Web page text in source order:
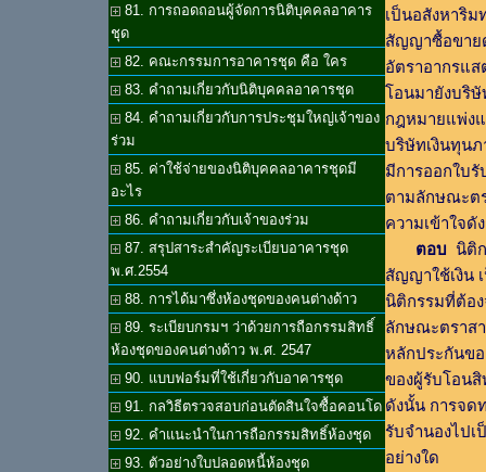
81. การถอดถอนผู้จัดการนิติบุคคลอาคาร
ชุด
82. คณะกรรมการอาคารชุด คือ ใคร
83. คำถามเกี่ยวกับนิติบุคคลอาคารชุด
84. คำถามเกี่ยวกับการประชุมใหญ่เจ้าของ
ร่วม
85. ค่าใช้จ่ายของนิติบุคคลอาคารชุดมี
อะไร
86. คำถามเกี่ยวกับเจ้าของร่วม
87. สรุปสาระสำคัญระเบียบอาคารชุด
พ.ศ.2554
88. การได้มาซึ่งห้องชุดของคนต่างด้าว
89. ระเบียบกรมฯ ว่าด้วยการถือกรรมสิทธิ์
ห้องชุดของคนต่างด้าว พ.ศ. 2547
90. แบบฟอร์มที่ใช้เกี่ยวกับอาคารชุด
91. กลวิธีตรวจสอบก่อนตัดสินใจซื้อคอนโด
92. คำแนะนำในการถือกรรมสิทธิ์ห้องชุด
93. ตัวอย่างใบปลอดหนี้ห้องชุด
เป็นอสังหาริ
สัญญาซื้อขาย
อัตราอากรแ
โอนมายังบริ
กฎหมายแพ่ง
บริษัทเงินทุน
มีการออกใบรั
ตามลักษณะต
ความเข้าใจดั
ตอบ นิติ
สัญญาใช้เงิน
นิติกรรมที่ต้อ
ลักษณะตราส
หลักประกันข
ของผู้รับโอน
ดังนั้น การจด
รับจำนองไป
อย่างใด